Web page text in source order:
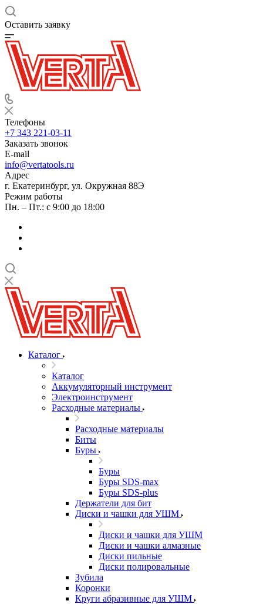
Оставить заявку
Телефоны
+7 343 221-03-11
Заказать звонок
E-mail
info@vertatools.ru
Адрес
г. Екатеринбург, ул. Окружная 88Э
Режим работы
Пн. – Пт.: с 9:00 до 18:00
Каталог
Каталог
Аккумуляторный инструмент
Электроинструмент
Расходные материалы
Расходные материалы
Биты
Буры
Буры
Буры SDS-max
Буры SDS-plus
Держатели для бит
Диски и чашки для УШМ
Диски и чашки для УШМ
Диски и чашки алмазные
Диски пильные
Диски полировальные
Зубила
Коронки
Круги абразивные для УШМ